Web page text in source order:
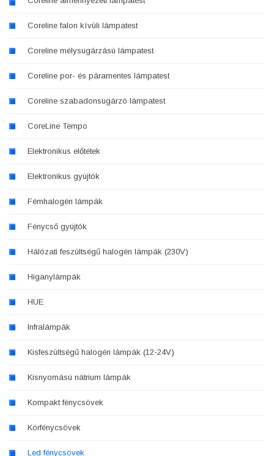
Coreline falon kívüli lámpatest
Coreline mélysugárzású lámpatest
Coreline por- és páramentes lámpatest
Coreline szabadonsugárzó lámpatest
CoreLine Tempo
Elektronikus előtétek
Elektronikus gyújtók
Fémhalogén lámpák
Fénycső gyújtók
Hálózati feszültségű halogén lámpák (230V)
Higanylámpák
HUE
Infralámpák
Kisfeszültségű halogén lámpák (12-24V)
Kisnyomású nátrium lámpák
Kompakt fénycsövek
Körfénycsövek
Led fénycsövek